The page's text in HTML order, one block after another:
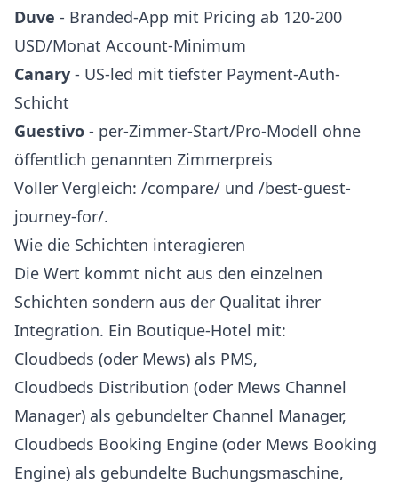
Duve - Branded-App mit Pricing ab 120-200
USD/Monat Account-Minimum
Canary - US-led mit tiefster Payment-Auth-
Schicht
Guestivo - per-Zimmer-Start/Pro-Modell ohne
öffentlich genannten Zimmerpreis
Voller Vergleich: /compare/ und /best-guest-
journey-for/.
Wie die Schichten interagieren
Die Wert kommt nicht aus den einzelnen
Schichten sondern aus der Qualitat ihrer
Integration. Ein Boutique-Hotel mit:
Cloudbeds (oder Mews) als PMS,
Cloudbeds Distribution (oder Mews Channel
Manager) als gebundelter Channel Manager,
Cloudbeds Booking Engine (oder Mews Booking
Engine) als gebundelte Buchungsmaschine,